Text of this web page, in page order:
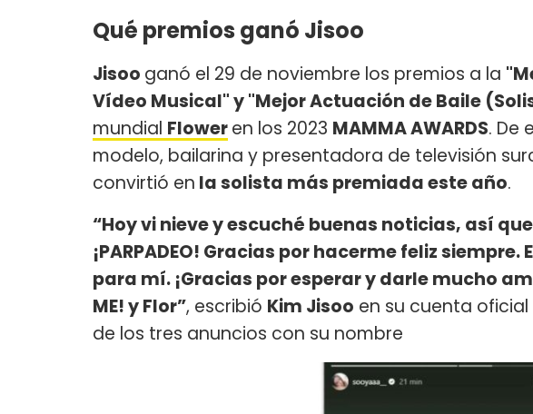
Qué premios ganó Jisoo
Jisoo ganó el 29 de noviembre los premios a la
Vídeo Musical" y "Mejor Actuación de Baile
mundial Floweren los 2023 MAMMA AWARDS. De
modelo, bailarina y presentadora de televisión
convirtió en la solista más premiada este año.
“Hoy vi nieve y escuché buenas noticias, así
¡PARPADEO! Gracias por hacerme feliz
para mí. ¡Gracias por esperar y darle mucho
ME! y Flor”, escribió Kim Jisoo en su cuenta
de los tres anuncios con su nombre